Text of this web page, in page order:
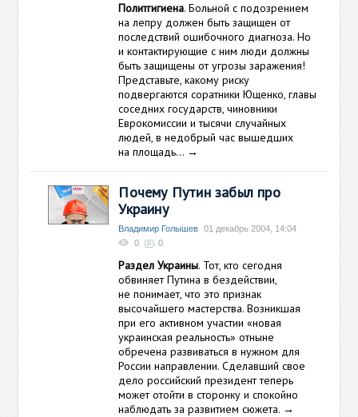
Политгигиена. Больной с подозрением
на лепру должен быть защищен от
последствий ошибочного диагноза. Но
и контактирующие с ним люди должны
быть защищены от угрозы заражения!
Представьте, какому риску
подвергаются соратники Ющенко, главы
соседних государств, чиновники
Еврокомиссии и тысячи случайных
людей, в недобрый час вышедших
на площадь… →
Почему Путин забыл про
Украину
Владимир Голышев
01 декабрь 2004, 14:04
0
0
Раздел Украины. Тот, кто сегодня
обвиняет Путина в бездействии,
не понимает, что это признак
высочайшего мастерства. Возникшая
при его активном участии «новая
украинская реальность» отныне
обречена развиваться в нужном для
России направлении. Сделавший свое
дело российский президент теперь
может отойти в сторонку и спокойно
наблюдать за развитием сюжета. →